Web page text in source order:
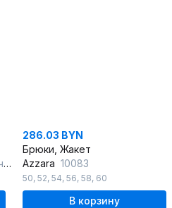
286.03 BYN
Брюки, Жакет
Azzara 10083
50, 52, 54, 56, 58, 60
В корзину